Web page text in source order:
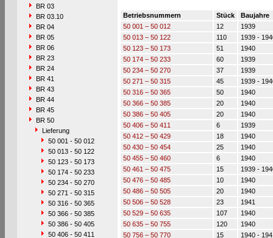
BR 03
BR 03.10
BR 04
BR 05
BR 06
BR 23
BR 24
BR 41
BR 43
BR 44
BR 45
BR 50
Lieferung
50 001 - 50 012
50 013 - 50 122
50 123 - 50 173
50 174 - 50 233
50 234 - 50 270
50 271 - 50 315
50 316 - 50 365
50 366 - 50 385
50 386 - 50 405
50 406 - 50 411
Betriebsnummern Stück
Baujahre
50 001 – 50 012
12
1939
50 013 – 50 122
110
1939 -
50 123 – 50 173
51
1940
50 174 – 50 233
60
1939
50 234 – 50 270
37
1939
50 271 – 50 315
45
1939 -
50 316 – 50 365
50
1940
50 366 – 50 385
20
1940
50 386 – 50 405
20
1940
50 406 – 50 411
6
1939
50 412 – 50 429
18
1940
50 430 – 50 454
25
1940
50 455 – 50 460
6
1940
50 461 – 50 475
15
1939 -
50 476 – 50 485
10
1940
50 486 – 50 505
20
1940
50 506 – 50 528
23
1941
50 529 – 50 635
107
1940
50 635 – 50 755
120
1940
50 756 – 50 770
15
1940 -